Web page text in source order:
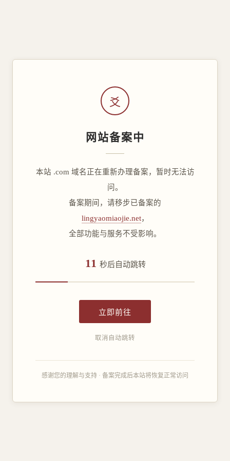
爻
网站备案中
本站 .com 域名正在重新办理备案，暂时无法访
问。
备案期间，请移步已备案的
lingyaomiaojie.net，
全部功能与服务不受影响。
11 秒后自动跳转
立即前往
取消自动跳转
感谢您的理解与支持 · 备案完成后本站将恢复正常访问